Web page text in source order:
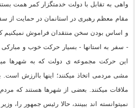
واهی به تقابل با دولت خدمتگزار کمر همت
مقام معظم رهبری در استانمان در حمایت از
و اساس بودن سخن منتقدان فراموش نمیکنیم
- سفر به استانها - بسیار حرکت خوب و مبارکى
این حرکت مجموعه ى دولت که به شهرها
مشى مردمى اتخاذ میکنند؛ اینها باارزش است.
ملاقات میکنند. بعضى از شهرها هستند که
نمیتوانسته اند ببینند، حالا رئیس جمهور را،